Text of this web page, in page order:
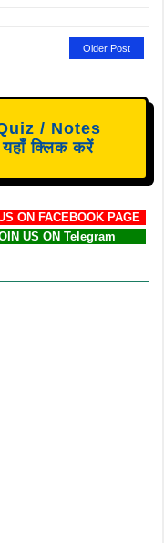
Older Post
/ Notes
क्लिक करें
ON FACEBOOK PAGE
US ON Telegram